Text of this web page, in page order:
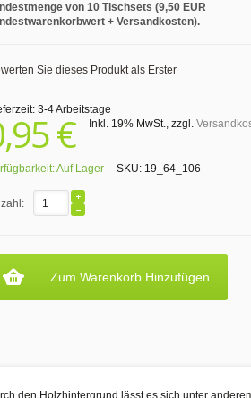
von 10 Tischsets (9,50 EUR
+ Versandkosten).
Sie dieses Produkt als Erster
3-4 Arbeitstage
€ Inkl. 19% MwSt., zzgl.
Auf Lager SKU: 19_64_106
Zum Warenkorb Hinzufügen
den Holzhintergrund lässt es sich unter